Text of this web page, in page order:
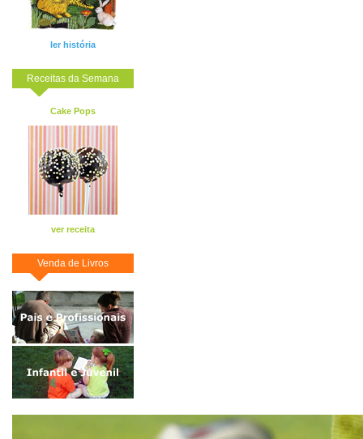
ler história
Receitas da Semana
Cake Pops
ver receita
Venda de Livros